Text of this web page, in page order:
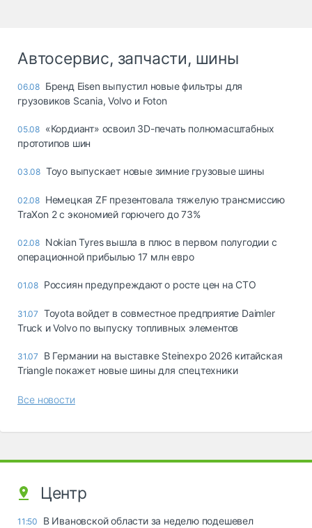
Автосервис, запчасти, шины
06.08 Бренд Eisen выпустил новые фильтры для
грузовиков Scania, Volvo и Foton
05.08 «Кордиант» освоил 3D-печать полномасштабных
прототипов шин
03.08 Toyo выпускает новые зимние грузовые шины
02.08 Немецкая ZF презентовала тяжелую трансмиссию
TraXon 2 с экономией горючего до 73%
02.08 Nokian Tyres вышла в плюс в первом полугодии с
операционной прибылью 17 млн евро
01.08 Россиян предупреждают о росте цен на СТО
31.07 Toyota войдет в совместное предприятие Daimler
Truck и Volvo по выпуску топливных элементов
31.07
В Германии на выставке Steinexpo 2026 китайская
Triangle покажет новые шины для спецтехники
Все новости
Центр
11:50
В Ивановской области за неделю подешевел